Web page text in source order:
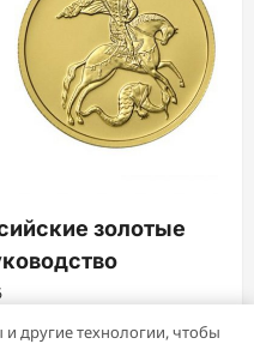
золотые
и другие технологии, чтобы